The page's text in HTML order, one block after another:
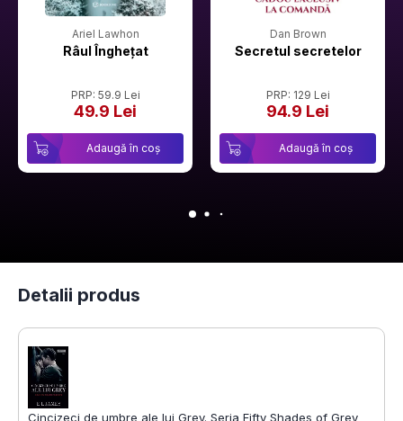
Ariel Lawhon
Râul Înghețat
PRP: 59.9 Lei
49.9 Lei
Adaugă în coș
Dan Brown
Secretul secretelor
PRP: 129 Lei
94.9 Lei
Adaugă în coș
Detalii produs
Cincizeci de umbre ale lui Grey. Seria Fifty Shades of Grey